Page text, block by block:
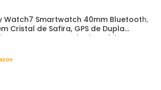
Watch7 Smartwatch 40mm Bluetooth,
Cristal de Safira, GPS de Dupla
avançado de saúde, sono e